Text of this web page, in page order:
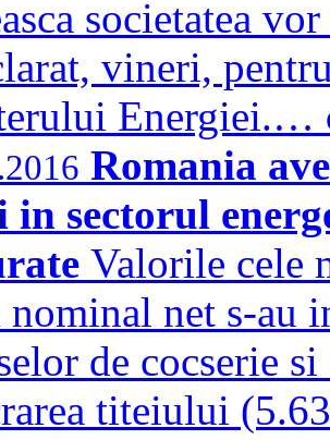
societatea
vineri,
Energiei.…
Romania
in sectorul
Valorile cele
nominal net s-au
de cocserie
titeiului